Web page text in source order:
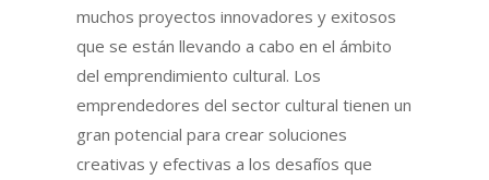
muchos proyectos innovadores y exitosos
que se están llevando a cabo en el ámbito
del emprendimiento cultural. Los
emprendedores del sector cultural tienen un
gran potencial para crear soluciones
creativas y efectivas a los desafíos que